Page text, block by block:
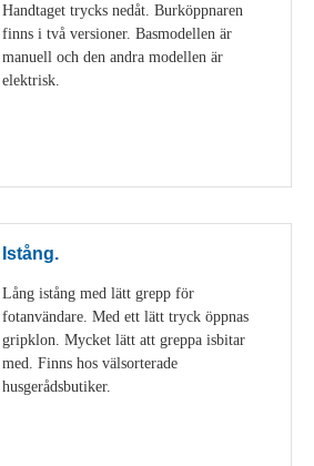
Handtaget trycks nedåt. Burköppnaren
finns i två versioner. Basmodellen är
manuell och den andra modellen är
elektrisk.
Istång.
Lång istång med lätt grepp för
fotanvändare. Med ett lätt tryck öppnas
gripklon. Mycket lätt att greppa isbitar
med. Finns hos välsorterade
husgerådsbutiker.